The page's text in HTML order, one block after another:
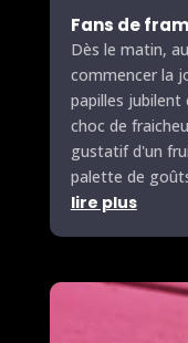
Fans de
Dès le matin,
commencer la
papilles jubilent
choc de
gustatif d'un
palette de
lire plus